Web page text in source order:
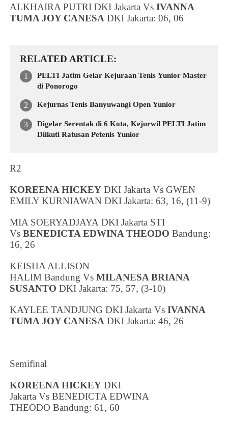
ALKHAIRA PUTRIDKI Jakarta VsIVANNA
TUMA JOY CANESA DKI Jakarta: 06, 06
RELATED ARTICLE
PELTI Jatim Gelar Kejuraan Tenis Yunior Master
di Ponorogo
Kejurnas Tenis Banyuwangi Open Yunior
Digelar Serentak di 6 Kota, Kejurwil PELTI Jatim
Diikuti Ratusan Petenis Yunior
R2
KOREENA HICKEY DKI Jakarta VsGWEN
EMILY KURNIAWAN DKI Jakarta: 63, 16, (11-9)
MIA SOERYADJAYADKI Jakarta STI
VsBENEDICTA EDWINA THEODO Bandung:
16, 26
KEISHA ALLISON
HALIMBandung VsMILANESA BRIANA
SUSANTODKI Jakarta: 75, 57, (3-10)
KAYLEE TANDJUNG DKI Jakarta VsIVANNA
TUMA JOY CANESA DKI Jakarta: 46, 26
Semifinal
KOREENA HICKEY DKI
Jakarta VsBENEDICTA EDWINA
THEODO Bandung: 61, 60